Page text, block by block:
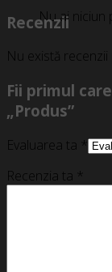
Nu ai niciun
Recenzii
Nu există recenzii
Fii primul
„Produs”
Evaluarea ta *
Recenzia ta *